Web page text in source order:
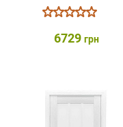
6729 грн